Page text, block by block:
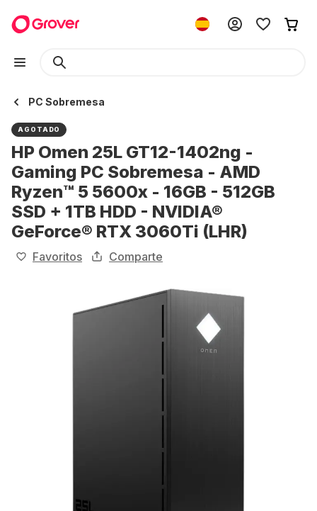
PC Sobremesa
AGOTADO
HP Omen 25L GT12-1402ng -
Gaming PC Sobremesa - AMD
Ryzen™ 5 5600x - 16GB - 512GB
SSD + 1TB HDD - NVIDIA®
GeForce® RTX 3060Ti (LHR)
Favoritos Comparte